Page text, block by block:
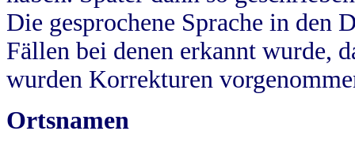
Die gesprochene Sprache in
Fällen bei denen erkannt wurde,
wurden Korrekturen
Ortsnamen